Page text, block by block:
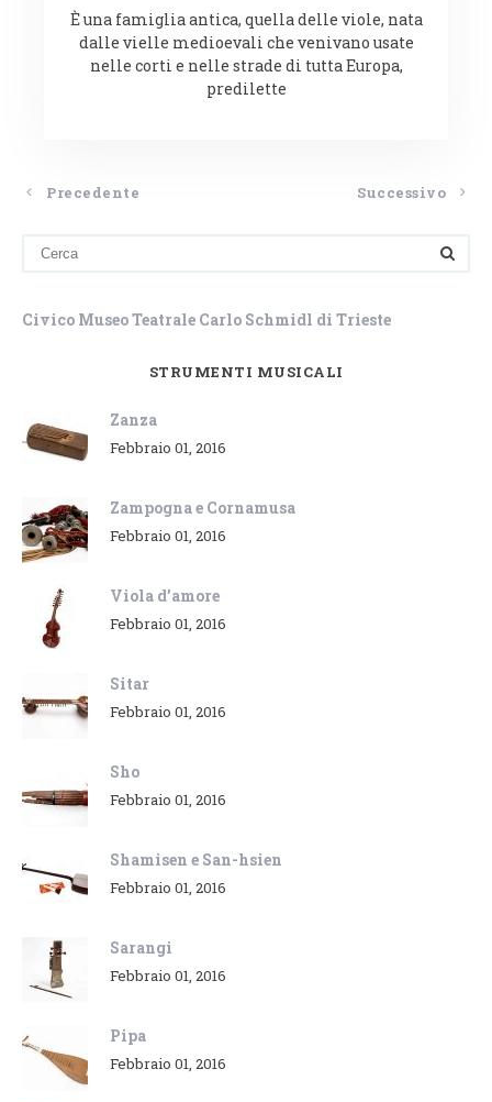
È una famiglia antica, quella delle viole, nata
dalle vielle medioevali che venivano usate
nelle corti e nelle strade di tutta Europa,
predilette
Precedente Successivo
Civico Museo Teatrale Carlo Schmidl di Trieste
STRUMENTI MUSICALI
Zanza
Febbraio 01, 2016
Zampogna e Cornamusa
Febbraio 01, 2016
Viola d’amore
Febbraio 01, 2016
Sitar
Febbraio 01, 2016
Sho
Febbraio 01, 2016
Shamisen e San-hsien
Febbraio 01, 2016
Sarangi
Febbraio 01, 2016
Pipa
Febbraio 01, 2016